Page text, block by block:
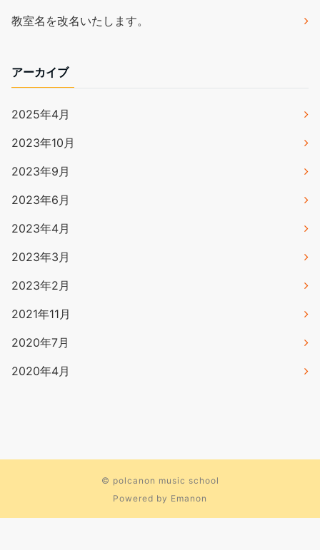
教室名を改名いたします。
アーカイブ
2025年4月
2023年10月
2023年9月
2023年6月
2023年4月
2023年3月
2023年2月
2021年11月
2020年7月
2020年4月
© polcanon music school
Powered by Emanon